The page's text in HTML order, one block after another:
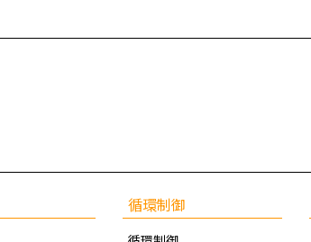
循環制御